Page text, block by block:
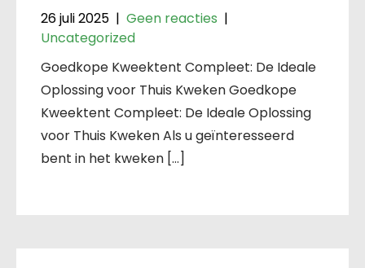
26 juli 2025 | Geen reacties |
Uncategorized
Goedkope Kweektent Compleet: De Ideale
Oplossing voor Thuis Kweken Goedkope
Kweektent Compleet: De Ideale Oplossing
voor Thuis Kweken Als u geïnteresseerd
bent in het kweken […]